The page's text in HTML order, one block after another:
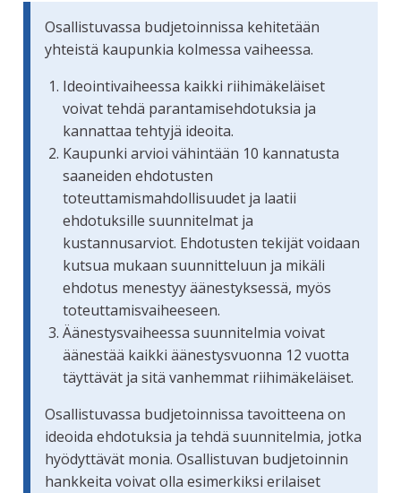
Osallistuvassa budjetoinnissa kehitetään
yhteistä kaupunkia kolmessa vaiheessa.
Ideointivaiheessa kaikki riihimäkeläiset
voivat tehdä parantamisehdotuksia ja
kannattaa tehtyjä ideoita.
Kaupunki arvioi vähintään 10 kannatusta
saaneiden ehdotusten
toteuttamismahdollisuudet ja laatii
ehdotuksille suunnitelmat ja
kustannusarviot. Ehdotusten tekijät voidaan
kutsua mukaan suunnitteluun ja mikäli
ehdotus menestyy äänestyksessä, myös
toteuttamisvaiheeseen.
Äänestysvaiheessa suunnitelmia voivat
äänestää kaikki äänestysvuonna 12 vuotta
täyttävät ja sitä vanhemmat riihimäkeläiset.
Osallistuvassa budjetoinnissa tavoitteena on
ideoida ehdotuksia ja tehdä suunnitelmia, jotka
hyödyttävät monia. Osallistuvan budjetoinnin
hankkeita voivat olla esimerkiksi erilaiset